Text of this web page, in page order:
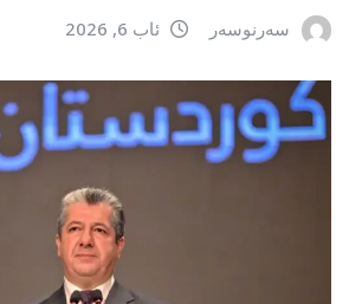
سەرنوسەر ئاب 6, 2026